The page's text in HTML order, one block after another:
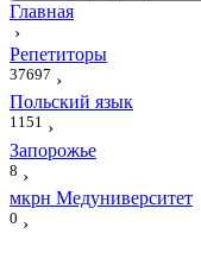
Главная
›
Репетиторы
37697 ›
Польский язык
1151 ›
Запорожье
8 ›
мкрн Медуниверситет
0 ›